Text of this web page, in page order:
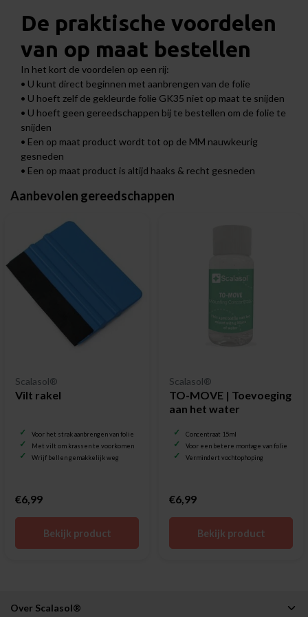
De praktische voordelen
van op maat bestellen
In het kort de voordelen op een rij:
• U kunt direct beginnen met aanbrengen van de folie
• U hoeft zelf de gekleurde folie GK35 niet op maat te snijden
• U hoeft geen gereedschappen bij te bestellen om de folie te
snijden
• Een op maat product wordt tot op de MM nauwkeurig
gesneden
• Een op maat product is altijd haaks & recht gesneden
Aanbevolen gereedschappen
Scalasol®
Vilt rakel
Voor het strak aanbrengen van folie
Met vilt om krassen te voorkomen
Wrijf bellen gemakkelijk weg
€6,99
Bekijk product
Scalasol®
TO-MOVE | Toevoeging
aan het water
Concentraat 15ml
Voor een betere montage van folie
Vermindert vochtophoping
€6,99
Bekijk product
Over Scalasol®